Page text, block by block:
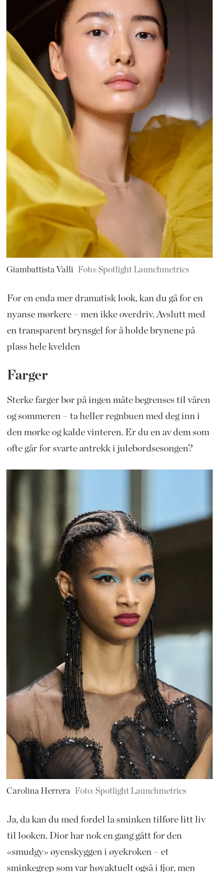
Giambattista Valli Foto: Spotlight Launchmetrics
For en enda mer dramatisk look, kan du gå for en
nyanse mørkere – men ikke overdriv. Avslutt med
en transparent brynsgel for å holde brynene på
plass hele kvelden
Farger
Sterke farger bør på ingen måte begrenses til våren
og sommeren – ta heller regnbuen med deg inn i
den mørke og kalde vinteren. Er du en av dem som
ofte går for svarte antrekk i julebordsesongen?
Carolina Herrera Foto: Spotlight Launchmetrics
Ja, da kan du med fordel la sminken tilføre litt liv
til looken. Dior har nok en gang gått for den
«smudgy» øyenskyggen i øyekroken – et
sminkegrep som var høyaktuelt også i fjor, men